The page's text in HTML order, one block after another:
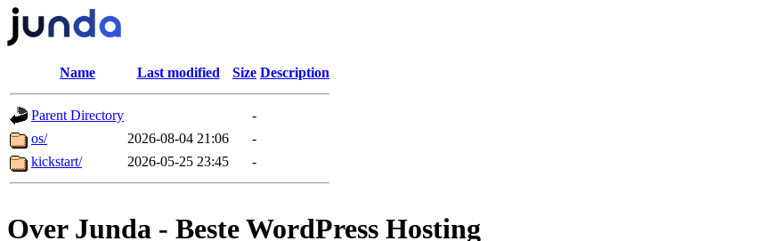
Name Last modified Size Description
Parent Directory
-
os/
2026-08-04 21:06
-
kickstart/
2026-05-25 23:45 -
Over Junda - Beste WordPress Hosting